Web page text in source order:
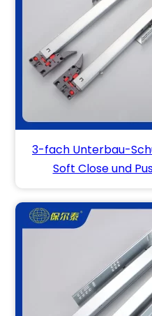
3-fach Unterbau-
Soft Close und